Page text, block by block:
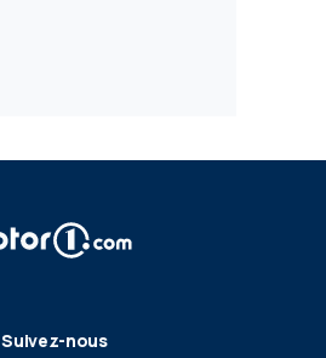
Suivez-nous